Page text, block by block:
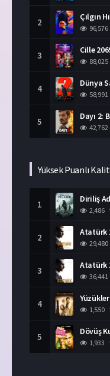
2 Çılgın
96,576
3 Cille
88,025
4
58,991
5 Dayı 2:
42,762
Yüksek Puanlı
1 Diriliş
2,486
2 Atatürk
29,480
3 Atatürk
36,441
4
1,550
5 Dövüş
1,933